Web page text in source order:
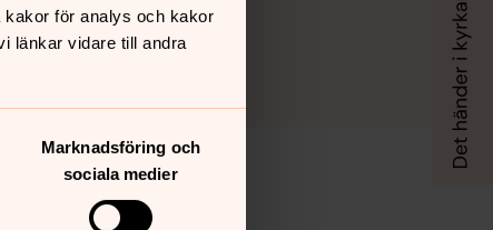
för analys och kakor
länkar vidare till andra
Marknadsföring och
sociala medier